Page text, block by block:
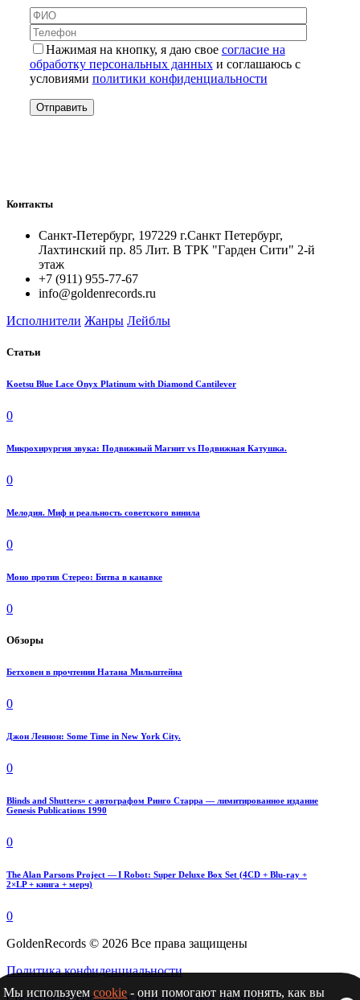
Нажимая на кнопку, я даю свое согласие на
обработку персональных данныхи соглашаюсь с
условиями политики конфиденциальности
Контакты
Санкт-Петербург, 197229 г.Санкт Петербург,
Лахтинский пр. 85 Лит. B ТРК "Гарден Сити" 2-й
этаж
+7 (911) 955-77-67
info@goldenrecords.ru
Исполнители Жанры Лейблы
Статьи
Koetsu Blue Lace Onyx Platinum with Diamond Cantilever
0
Микрохирургия звука: Подвижный Магнит vs Подвижная Катушка.
0
Мелодия. Миф и реальность советского винила
0
Моно против Стерео: Битва в канавке
0
Обзоры
Бетховен в прочтении Натана Мильштейна
0
Джон Леннон: Some Time in New York City.
0
Blinds and Shutters» с автографом Ринго Старра — лимитированное издание
Genesis Publications 1990
0
The Alan Parsons Project — I Robot: Super Deluxe Box Set (4CD + Blu-ray +
2×LP + книга + мерч)
0
GoldenRecords © 2026 Все права защищены
Политика конфиденциальности
Мы используемcookie - они помогают нам понять, как вы